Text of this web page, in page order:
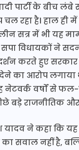
पार्टी के बीच
चल रहा है। हाल ही
सत्र में भी यह
सपा विधायकों ने
करते हुए
का आरोप लगाया
नेटवर्क वर्षों से
बड़े राजनीतिक और
ने कहा कि
का सवाल नहीं है,